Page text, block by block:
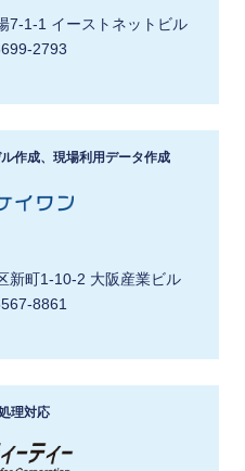
7-1-1 イーストネットビル
2793
作成、現場利用データ作成
新町1-10-2 大阪産業ビル
8861
理対応